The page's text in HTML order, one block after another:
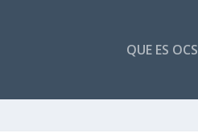
QUE ES